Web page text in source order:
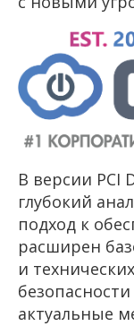
В версии PCI
глубокий
подход к
расширен
и
актуальные